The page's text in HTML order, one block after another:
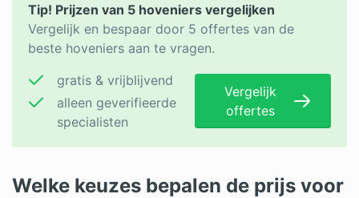
Tip! Prijzen van 5 hoveniers vergelijken
Vergelijk en bespaar door 5 offertes van de
beste hoveniers aan te vragen.
gratis & vrijblijvend
alleen geverifieerde
specialisten
Vergelijk
offertes
Welke keuzes bepalen de prijs voor